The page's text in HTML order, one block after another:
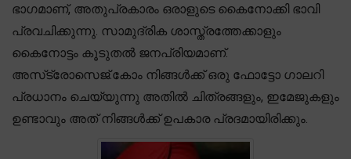
ഭാഗമാണ്, അതുപ്രകാരം ഒരാളുടെ കൈനോക്കി ഭാവി
പ്രവചിക്കുന്നു. സാമുദ്രിക ശാസ്ത്രത്തേക്കാളും
കൈനോട്ടം കൂടുതൽ ജനപ്രിയമാണ്.
അസ്‌ട്രോസെജ്.കോം നിങ്ങൾക്ക് ഒരു ഫോട്ടോ ഗാലറി
പ്രധാനം ചെയ്യുന്നു അതിൽ ചിത്രങ്ങളും, ഇമേജുകളും
ഉണ്ടാവും അത് നിങ്ങൾക്ക് ഉപകാര പ്രദമായിരിക്കും.